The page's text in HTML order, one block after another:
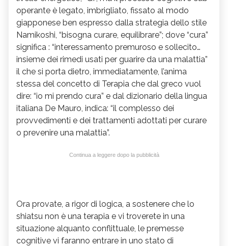
operante è legato, imbrigliato, fissato al modo
giapponese ben espresso dalla strategia dello stile
Namikoshi, “bisogna curare, equilibrare”; dove “cura”
significa : “interessamento premuroso e sollecito…
insieme dei rimedi usati per guarire da una malattia”
il che si porta dietro, immediatamente, l’anima
stessa del concetto di Terapia che dal greco vuol
dire: “io mi prendo cura” e dal dizionario della lingua
italiana De Mauro, indica: “il complesso dei
provvedimenti e dei trattamenti adottati per curare
o prevenire una malattia”.
Continua a leggere dopo la pubblicità
Ora provate, a rigor di logica, a sostenere che lo
shiatsu non è una terapia e vi troverete in una
situazione alquanto conflittuale, le premesse
cognitive vi faranno entrare in uno stato di